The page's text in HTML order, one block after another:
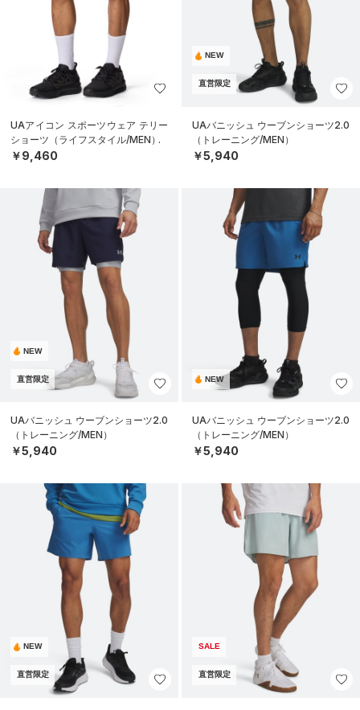
UAアイコン スポーツウェア テリー
ショーツ（ライフスタイル/MEN）
￥9,460
NEW
直営限定
UAバニッシュ ウーブンショーツ2.0
（トレーニング/MEN）
￥5,940
NEW
直営限定
UAバニッシュ ウーブンショーツ2.0
（トレーニング/MEN）
￥5,940
NEW
UAバニッシュ ウーブンショーツ2.0
（トレーニング/MEN）
￥5,940
NEW
直営限定
SALE
直営限定